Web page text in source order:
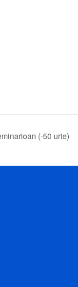
(-50 urte)